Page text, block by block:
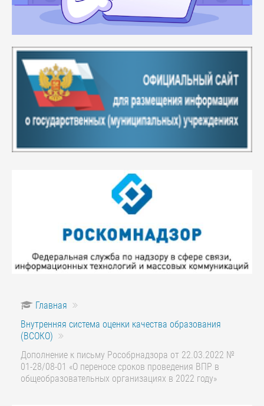
Главная
Внутренняя система оценки качества образования
(ВСОКО)
Дополнение к письму Рособрнадзора от 22.03.2022 №
01-28/08-01 «О переносе сроков проведения ВПР в
общеобразовательных организациях в 2022 году»